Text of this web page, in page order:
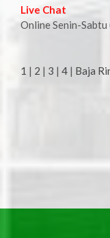
Live Chat
Online Senin-
1 | 2 | 3 | 4 | Baja